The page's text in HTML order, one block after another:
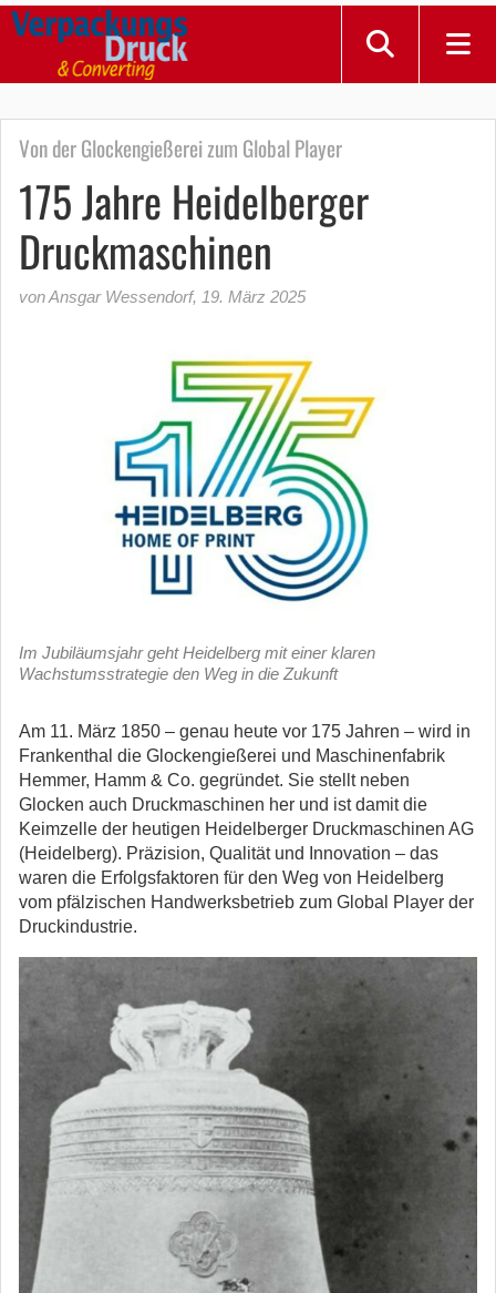
Von der Glockengießerei zum Global Player
175 Jahre Heidelberger
Druckmaschinen
von Ansgar Wessendorf, 19. März 2025
Im Jubiläumsjahr geht Heidelberg mit einer klaren
Wachstumsstrategie den Weg in die Zukunft
Am 11. März 1850 – genau heute vor 175 Jahren – wird in
Frankenthal die Glockengießerei und Maschinenfabrik
Hemmer, Hamm & Co. gegründet. Sie stellt neben
Glocken auch Druckmaschinen her und ist damit die
Keimzelle der heutigen Heidelberger Druckmaschinen AG
(Heidelberg). Präzision, Qualität und Innovation – das
waren die Erfolgsfaktoren für den Weg von Heidelberg
vom pfälzischen Handwerksbetrieb zum Global Player der
Druckindustrie.